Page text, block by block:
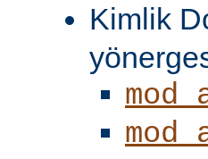
Kimlik